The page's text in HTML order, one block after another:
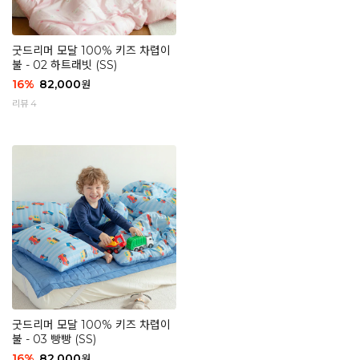
굿드리머 모달 100% 키즈 차렵이
불 - 02 하트래빗 (SS)
16% 82,000원
리뷰 4
굿드리머 모달 100% 키즈 차렵이
불 - 03 빵빵 (SS)